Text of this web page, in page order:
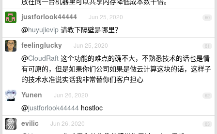
60
justforlook44444 Jun 25, 2020
@huyujievip 请教下隔壁是哪里？
61
feelinglucky Jun 25, 2020
@CloudRaft 这个功能的难点的确不大，不熟悉技术的话也是情
有可原的，但是如果你们公司如果是做云计算这块的话，这样子
的技术水准说实话我非常替你们客户担心
62
Yunen Jun 26, 2020
@justforlook44444 hostloc
63
evilic Jun 26, 2020